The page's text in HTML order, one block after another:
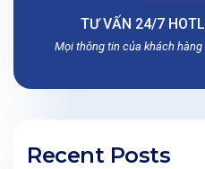
TƯ VẤN 24/7
Mọi thông tin của khách
Recent Posts